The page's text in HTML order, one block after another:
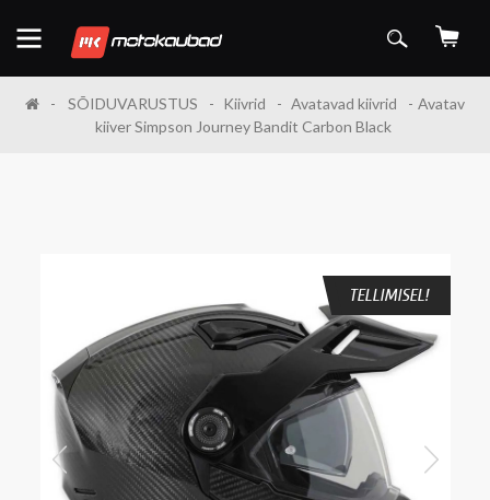
SÕIDUVARUSTUS Kiivrid Avatavad kiivrid
Avatav
kiiver Simpson Journey Bandit Carbon Black
TELLIMISEL!